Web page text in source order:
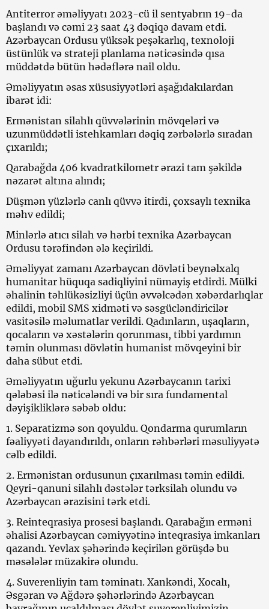
Antiterror əməliyyatı 2023-cü il sentyabrın 19-da
başlandı və cəmi 23 saat 43 dəqiqə davam etdi.
Azərbaycan Ordusu yüksək peşəkarlıq, texnoloji
üstünlük və strateji planlama nəticəsində qısa
müddətdə bütün hədəflərə nail oldu.
Əməliyyatın əsas xüsusiyyətləri aşağıdakılardan
ibarət idi:
Ermənistan silahlı qüvvələrinin mövqeləri və
uzunmüddətli istehkamları dəqiq zərbələrlə sıradan
çıxarıldı;
Qarabağda 406 kvadratkilometr ərazi tam şəkildə
nəzarət altına alındı;
Düşmən yüzlərlə canlı qüvvə itirdi, çoxsaylı texnika
məhv edildi;
Minlərlə atıcı silah və hərbi texnika Azərbaycan
Ordusu tərəfindən ələ keçirildi.
Əməliyyat zamanı Azərbaycan dövləti beynəlxalq
humanitar hüquqa sadiqliyini nümayiş etdirdi. Mülki
əhalinin təhlükəsizliyi üçün əvvəlcədən xəbərdarlıqlar
edildi, mobil SMS xidməti və səsgücləndiricilər
vasitəsilə məlumatlar verildi. Qadınların, uşaqların,
qocaların və xəstələrin qorunması, tibbi yardımın
təmin olunması dövlətin humanist mövqeyini bir
daha sübut etdi.
Əməliyyatın uğurlu yekunu Azərbaycanın tarixi
qələbəsi ilə nəticələndi və bir sıra fundamental
dəyişikliklərə səbəb oldu:
1. Separatizmə son qoyuldu. Qondarma qurumların
fəaliyyəti dayandırıldı, onların rəhbərləri məsuliyyətə
cəlb edildi.
2. Ermənistan ordusunun çıxarılması təmin edildi.
Qeyri-qanuni silahlı dəstələr tərksilah olundu və
Azərbaycan ərazisini tərk etdi.
3. Reinteqrasiya prosesi başlandı. Qarabağın erməni
əhalisi Azərbaycan cəmiyyətinə inteqrasiya imkanları
qazandı. Yevlax şəhərində keçirilən görüşdə bu
məsələlər müzakirə olundu.
4. Suverenliyin tam təminatı. Xankəndi, Xocalı,
Əsgəran və Ağdərə şəhərlərində Azərbaycan